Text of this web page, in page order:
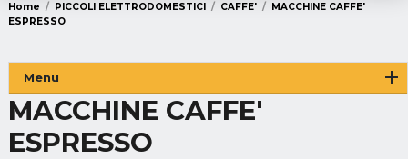
Home PICCOLI ELETTRODOMESTICI CAFFE'
MACCHINE CAFFE'
ESPRESSO
MACCHINE CAFFE'
ESPRESSO
Menu